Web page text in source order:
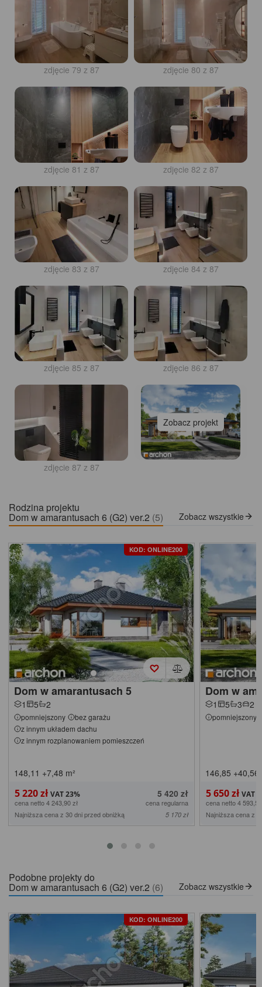
zdjęcie 79 z 87 zdjęcie 80 z 87
zdjęcie 81 z 87 zdjęcie 82 z 87
zdjęcie 83 z 87 zdjęcie 84 z 87
zdjęcie 85 z 87 zdjęcie 86 z 87
zdjęcie 87 z 87
Zobacz projekt
Rodzina projektu
Dom w amarantusach 6 (G2) ver.2 (5) Zobacz wszystkie
KOD: ONLINE200
Dom w amarantusach 5
1 5 2
pomniejszony
bez garażu
z innym układem dachu
z innym rozplanowaniem pomieszczeń
148,11 +7,48 m²
5 220 zł 5 420 zł
cena netto 4 243,90 zł
cena regularna
Najniższa cena z 30 dni przed obniżką
5 170 zł
Dom w
1 5 3 2
pomniejszony
146,85 +40,56
5 650 zł
cena netto 4
Najniższa cena z
Podobne projekty do
Dom w amarantusach 6 (G2) ver.2 (6) Zobacz wszystkie
KOD: ONLINE200